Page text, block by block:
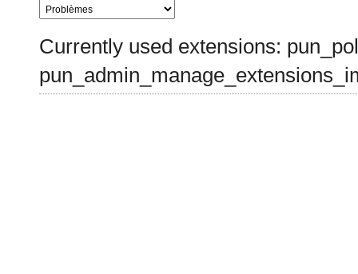
Currently used extensions: